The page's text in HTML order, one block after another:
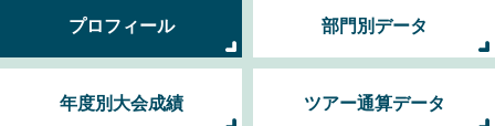
プロフィール 部門別データ
年度別大会成績 ツアー通算データ